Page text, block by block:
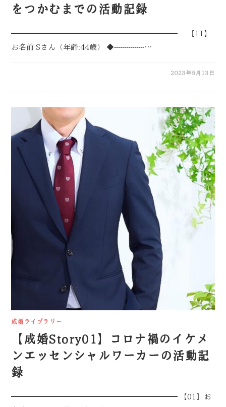
をつかむまでの活動記録
━━━━━━━━━━━━━━━━━━━━━━ 【11】
お名前 Sさん（年齢:44歳） ◆---------------…
2023年5月13日
成婚ライブラリー
【成婚Story01】コロナ禍のイケメ
ンエッセンシャルワーカーの活動記
録
━━━━━━━━━━━━━━━━━━━━━━ 【01】お